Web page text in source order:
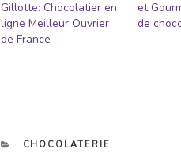
Gillotte: Chocolatier en
ligne Meilleur Ouvrier
de France
et
de
CATÉGORIES
CHOCOLATERIE